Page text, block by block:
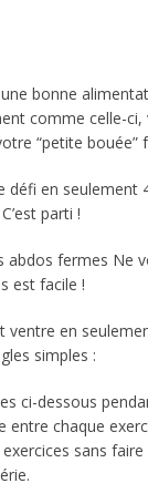
bonne
comme celle-ci,
“petite bouée”
défi en seulement
parti !
abdos fermes Ne
est facile !
ventre en
simples :
ci-dessous
entre chaque
sans